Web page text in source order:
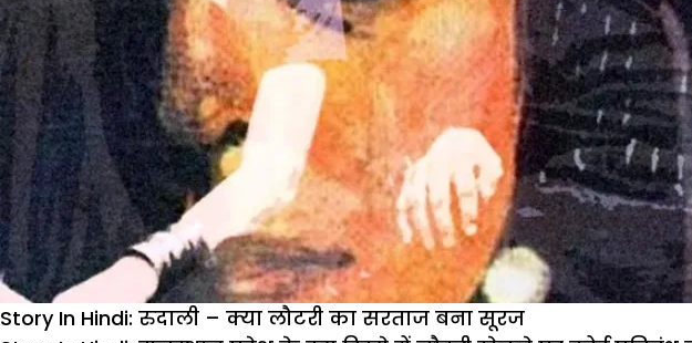
Story In Hindi: रुदाली – क्या लौटरी का सरताज बना सूरज